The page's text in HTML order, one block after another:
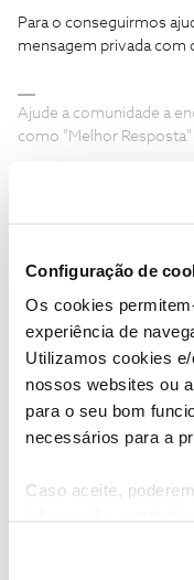
Configuração de
Os cookies
experiência de
Utilizamos cookies
nossos websites ou
para o seu bom
necessários para a
Caso aceite,
funcionalidades
Para o conseguirmos
mensagem privada com
Ajude a comunidade a
como "Melhor
S Sérgio Paulo S
Bem-vindo ao Fórum
Para o conseguirmos
mensagem privada
@Tiago C. enviado.
Obrigado.
Obrigado. Cumps,